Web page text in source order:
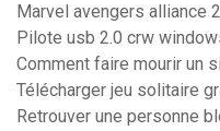
Marvel avengers alliance 2
Pilote usb 2.0 crw
Comment faire mourir un
Télécharger jeu solitaire
Retrouver une personne